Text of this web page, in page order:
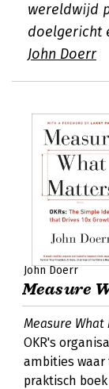
wereldwijd
doelgericht
John Doerr
John Doerr
Measure
Measure What
OKR's
ambities waar
praktisch